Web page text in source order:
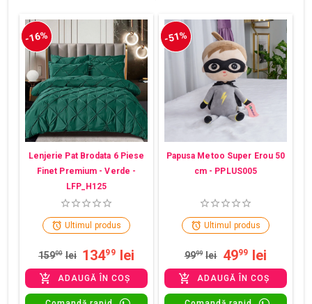
-16%
Lenjerie Pat Brodata 6 Piese
Finet Premium - Verde -
LFP_H125
Ultimul produs
15900 lei 13499 lei
ADAUGĂ ÎN COȘ
-51%
Papusa Metoo Super Erou 50
cm - PPLUS005
Ultimul produs
9999 lei 4999 lei
ADAUGĂ ÎN COȘ